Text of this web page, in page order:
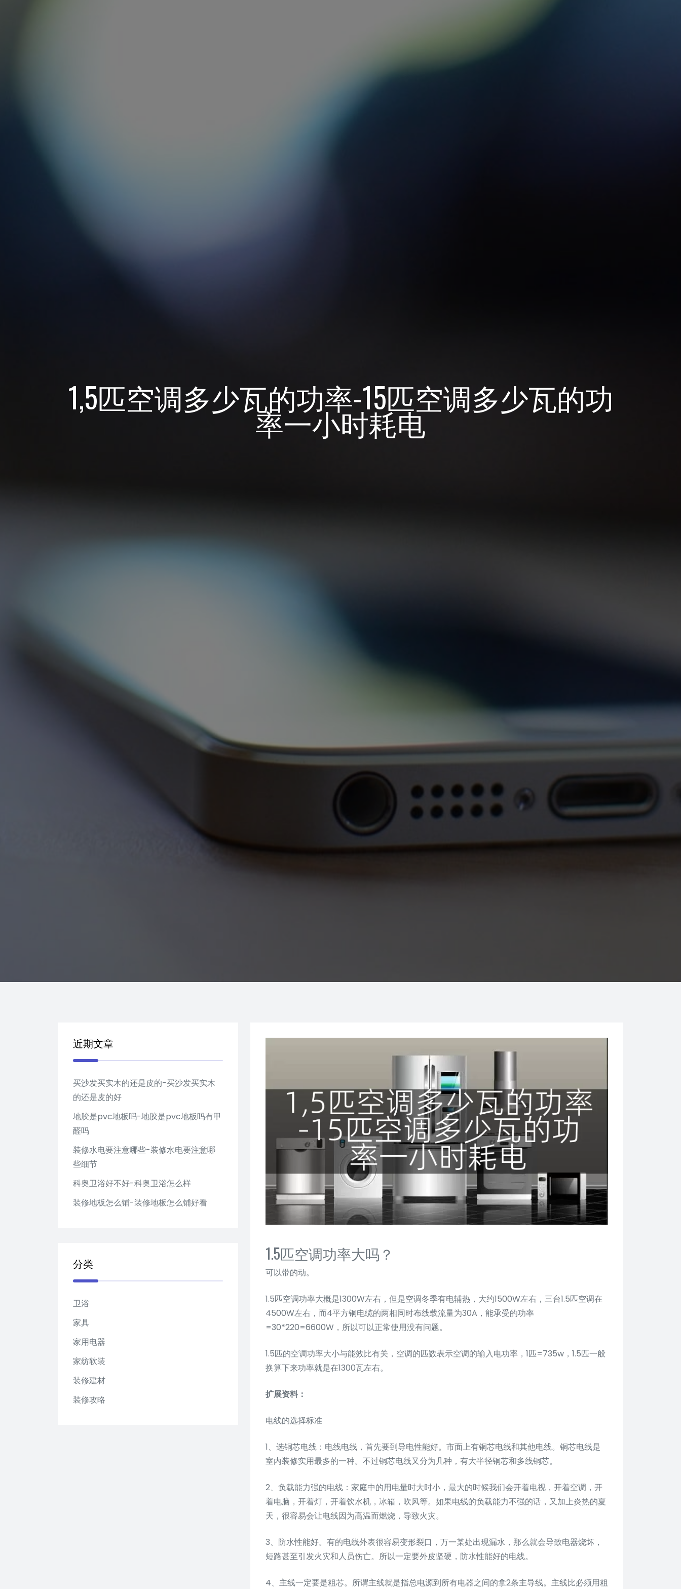
1,5匹空调多少瓦的功率-15匹空调多少瓦的功
率一小时耗电
1.5匹空调功率大吗？
可以带的动。
1.5匹空调功率大概是1300W左右，但是空调冬季有电辅热，大约1500W左右，三台1.5匹空调在
4500W左右，而4平方铜电缆的两相同时布线载流量为30A，能承受的功率
=30*220=6600W，所以可以正常使用没有问题。
1.5匹的空调功率大小与能效比有关，空调的匹数表示空调的输入电功率，1匹=735w，1.5匹一般
换算下来功率就是在1300瓦左右。
扩展资料：
电线的选择标准
1、选铜芯电线：电线电线，首先要到导电性能好。市面上有铜芯电线和其他电线。铜芯电线是
室内装修实用最多的一种。不过铜芯电线又分为几种，有大半径铜芯和多线铜芯。
2、负载能力强的电线：家庭中的用电量时大时小，最大的时候我们会开着电视，开着空调，开
着电脑，开着灯，开着饮水机，冰箱，吹风等。如果电线的负载能力不强的话，又加上炎热的夏
天，很容易会让电线因为高温而燃烧，导致火灾。
3、防水性能好。有的电线外表很容易变形裂口，万一某处出现漏水，那么就会导致电器烧坏，
短路甚至引发火灾和人员伤亡。所以一定要外皮坚硬，防水性能好的电线。
4、主线一定要是粗芯。所谓主线就是指总电源到所有电器之间的拿2条主导线。主线比必须用粗
近期文章
买沙发买实木的还是皮的-买沙发买实木
的还是皮的好
地胶是pvc地板吗-地胶是pvc地板吗有甲
醛吗
装修水电要注意哪些-装修水电要注意哪
些细节
科奥卫浴好不好-科奥卫浴怎么样
装修地板怎么铺-装修地板怎么铺好看
分类
卫浴
家具
家用电器
家纺软装
装修建材
装修攻略